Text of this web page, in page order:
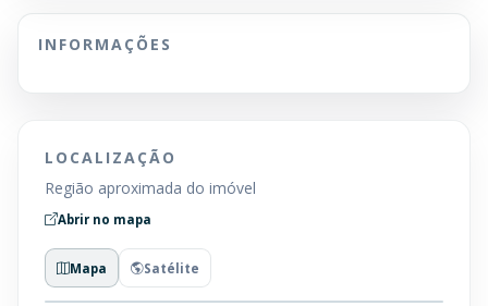
INFORMAÇÕES
LOCALIZAÇÃO
Região aproximada do imóvel
Abrir no mapa
Mapa Satélite